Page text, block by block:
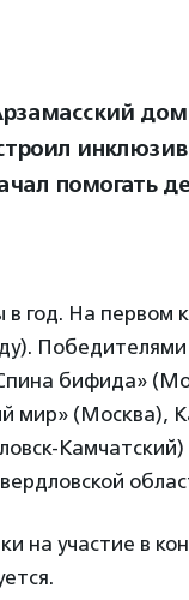
помогать
год. На первом
бифида»
мир» (Москва),
на участие в